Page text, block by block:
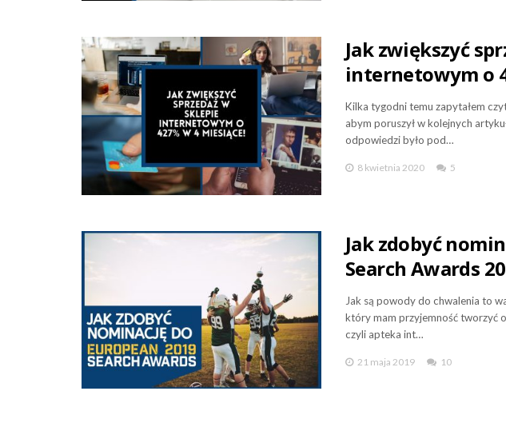
Jak zwiększyć
internetowym o
Kilka tygodni temu zapytałem
abym poruszył w kolejnych
odpowiedzi było pod…
8 kwietnia 2020 5
Jak zdobyć
Search Awards
Jak są powody do chwalenia to
który mam przyjemność tworzyć
czyli apteka int…
21 maja 2019 10